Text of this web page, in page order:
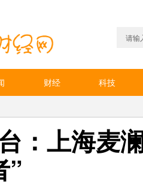
财经
科技
：上海麦
”